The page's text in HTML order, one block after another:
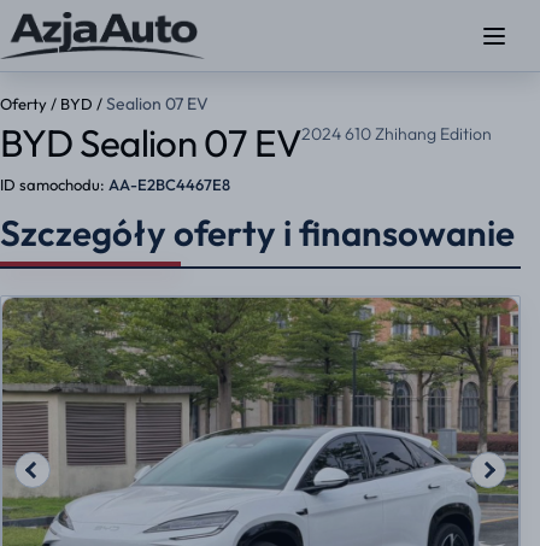
Oferty / BYD /Sealion 07 EV
BYD Sealion 07 EV2024 610 Zhihang Edition
ID samochodu: AA-E2BC4467E8
Szczegóły oferty i finansowanie